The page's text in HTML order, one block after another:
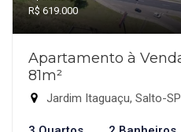
R$ 619.000
Apartamento à
81m²
Jardim Itaguaçu, Salto-SP